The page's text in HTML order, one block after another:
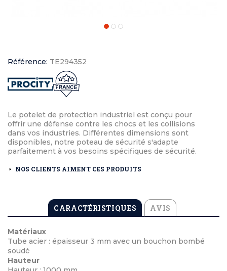
Référence: TE294352
Le potelet de protection industriel est conçu pour
offrir une défense contre les chocs et les collisions
dans vos industries. Différentes dimensions sont
disponibles, notre poteau de sécurité s'adapte
parfaitement à vos besoins spécifiques de sécurité.
NOS CLIENTS AIMENT CES PRODUITS
CARACTÉRISTIQUES AVIS
Matériaux
Tube acier : épaisseur 3 mm avec un bouchon bombé
soudé
Hauteur